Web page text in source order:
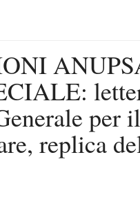
per il
replica